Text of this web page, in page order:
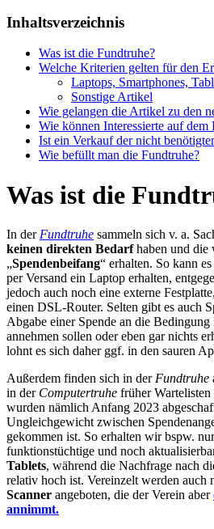
Inhaltsverzeichnis
Was ist die Fundtruhe?
Welche Kriterien gelten für den
Laptops, Smartphones,
Sonstige Artikel
Wie gelangen die Artikel zu den
Wie können Interessierte auf dem
Ist ein Verkauf der nicht
Wie befüllt man die Fundtruhe?
Was ist die
In der Fundtruhe sammeln sich v. a.
keinen direkten Bedarfhaben und die
„Spendenbeifang“ erhalten. So kann
per Versand ein Laptop erhalten,
jedoch auch noch eine externe
einen DSL-Router. Selten gibt es auch
Abgabe einer Spende an die
annehmen sollen oder eben gar nichts
lohnt es sich daher ggf. in den sauren
Außerdem finden sich in der Fundtruhe
in der Computertruhe früher
wurden nämlich Anfang 2023
Ungleichgewicht zwischen
gekommen ist. So erhalten wir bspw.
funktionstüchtige und noch
Tablets, während die Nachfrage nach
relativ hoch ist. Vereinzelt werden auch
Scanner angeboten, die der Verein aber
annimmt.